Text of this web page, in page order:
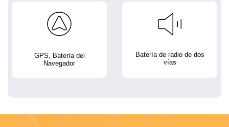
GPS, Batería del
Navegador
Batería de radio de dos
vías